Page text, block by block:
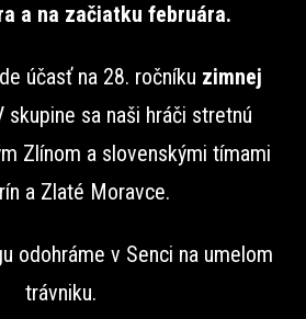
a na začiatku februára.
účasť na 28. ročníku zimnej
skupine sa naši hráči stretnú
Zlínom a slovenskými tímami
a Zlaté Moravce.
odohráme v Senci na umelom
trávniku.